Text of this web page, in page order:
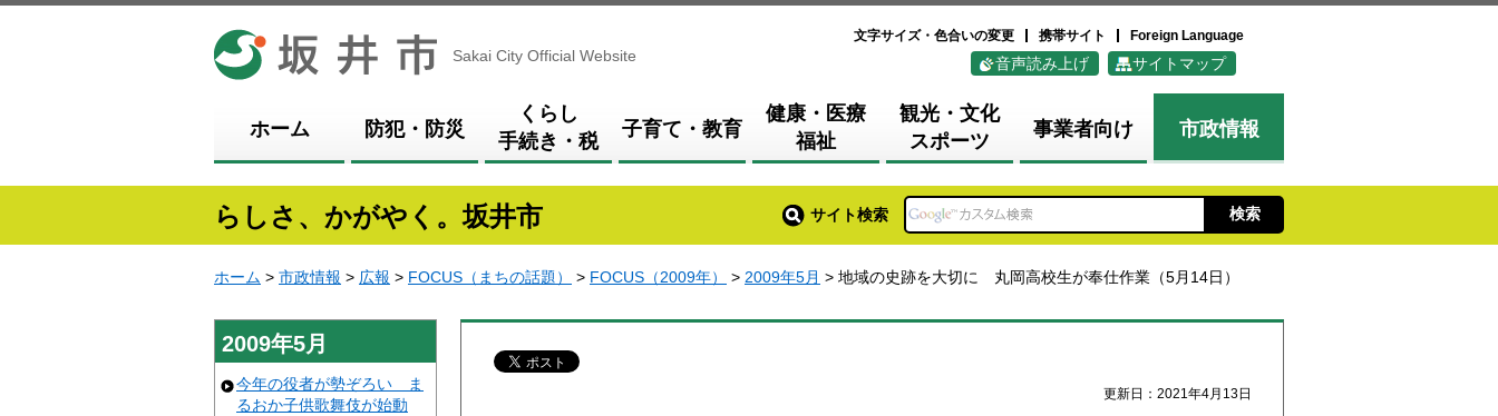
坂井市
Sakai City Official Website
文字サイズ・色合いの変更 携帯サイト Foreign Language
音声読み上げ サイトマップ
ホーム 防犯・防災
くらし
手続き・税
子育て・教育
健康・医療
福祉
観光・文化
スポーツ
事業者向け 市政情報
らしさ、かがやく。坂井市 サイト検索
ホーム > 市政情報 > 広報 > FOCUS（まちの話題） > FOCUS（2009年） > 2009年5月 > 地域の史跡を大切に 丸岡高校生が奉仕作業（5月14日）
2009年5月
今年の役者が勢ぞろい ま
るおか子供歌舞伎が始動
更新日：2021年4月13日